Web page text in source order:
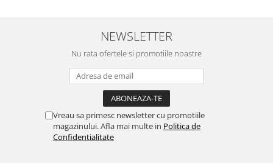
NEWSLETTER
Nu rata ofertele si promotiile noastre
Vreau sa primesc newsletter cu promotiile
magazinului. Afla mai multe in Politica de
Confidentialitate